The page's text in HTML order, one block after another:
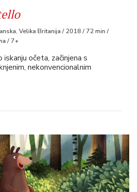
Velika Britanija / 2018 / 72 min /
/ 7+
očeta, začinjena s
nekonvencionalnim